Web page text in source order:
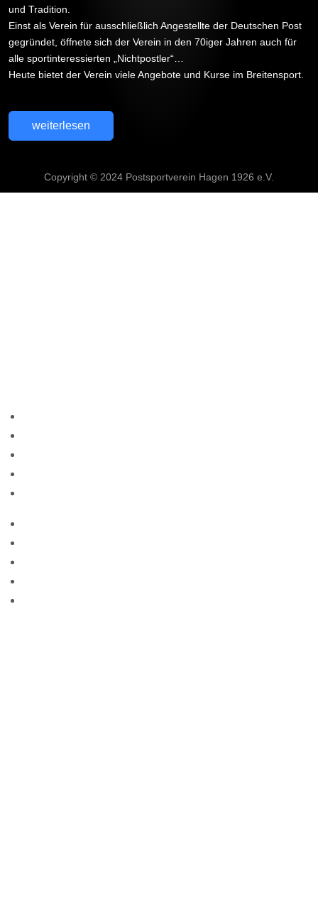
und Tradition.
Einst als Verein für ausschließlich Angestellte der Deutschen Post
gegründet, öffnete sich der Verein in den 70iger Jahren auch für
alle sportinteressierten „Nichtpostler“…
Heute bietet der Verein viele Angebote und Kurse im Breitensport.
weiterlesen
Copyright © 2024 Postsportverein Hagen 1926 e.V.